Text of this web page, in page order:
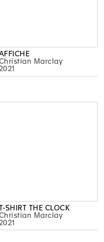
Marclay
SHIRT THE CLOCK
Marclay